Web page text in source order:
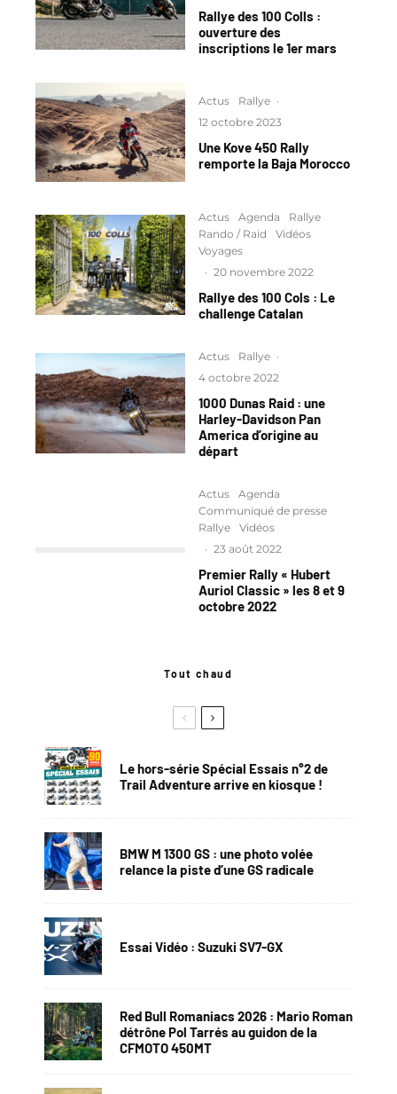
Rallye des 100 Colls :
ouverture des
inscriptions le 1er mars
Actus Rallye ·
12 octobre 2023
Une Kove 450 Rally
remporte la Baja Morocco
Actus Agenda
Rallye
Rando / Raid
Vidéos
Voyages
· 20 novembre 2022
Rallye des 100 Cols : Le
challenge Catalan
Actus Rallye ·
4 octobre 2022
1000 Dunas Raid : une
Harley-Davidson Pan
America d’origine au
départ
Actus
Agenda
Communiqué de presse
Rallye
Vidéos
· 23 août 2022
Premier Rally « Hubert
Auriol Classic » les 8 et 9
octobre 2022
Tout chaud
Le hors-série Spécial Essais n°2 de
Trail Adventure arrive en kiosque !
BMW M 1300 GS : une photo volée
relance la piste d’une GS radicale
Essai Vidéo : Suzuki SV7-GX
Red Bull Romaniacs 2026 : Mario Roman
détrône Pol Tarrés au guidon de la
CFMOTO 450MT